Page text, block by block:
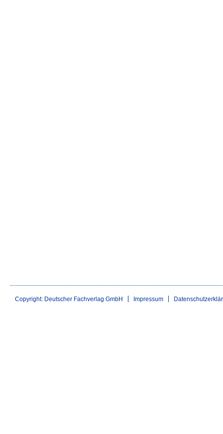
Copyright: Deutscher Fachverlag GmbH Impressum